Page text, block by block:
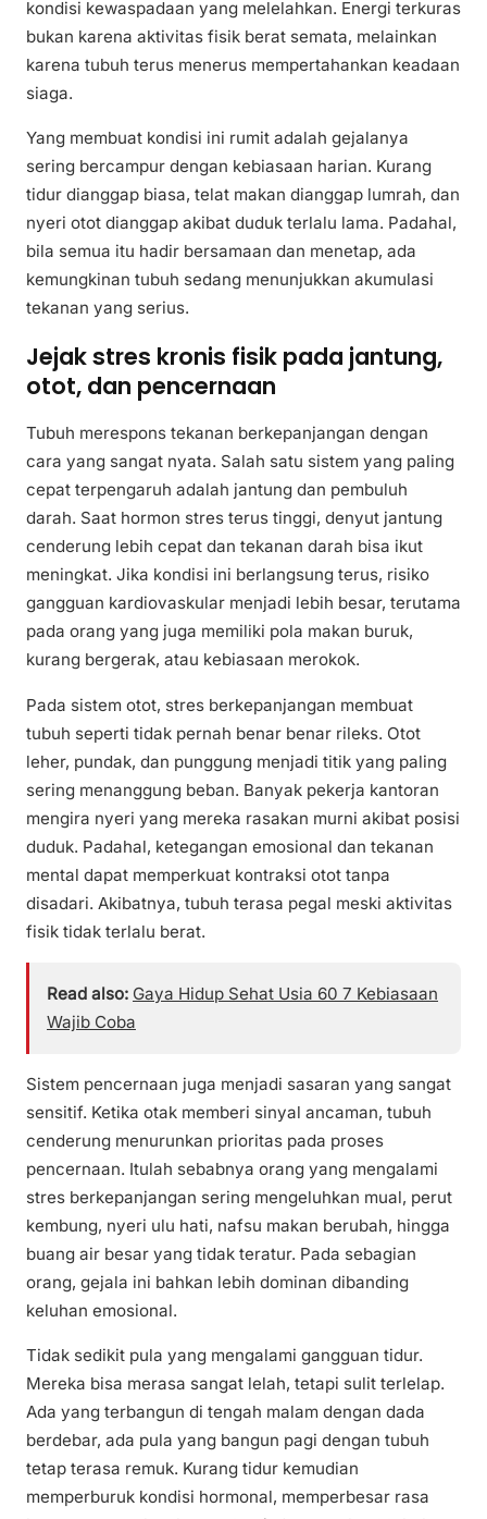
kondisi kewaspadaan yang melelahkan. Energi terkuras
bukan karena aktivitas fisik berat semata, melainkan
karena tubuh terus menerus mempertahankan keadaan
siaga.
Yang membuat kondisi ini rumit adalah gejalanya
sering bercampur dengan kebiasaan harian. Kurang
tidur dianggap biasa, telat makan dianggap lumrah, dan
nyeri otot dianggap akibat duduk terlalu lama. Padahal,
bila semua itu hadir bersamaan dan menetap, ada
kemungkinan tubuh sedang menunjukkan akumulasi
tekanan yang serius.
Jejak stres kronis fisik pada jantung,
otot, dan pencernaan
Tubuh merespons tekanan berkepanjangan dengan
cara yang sangat nyata. Salah satu sistem yang paling
cepat terpengaruh adalah jantung dan pembuluh
darah. Saat hormon stres terus tinggi, denyut jantung
cenderung lebih cepat dan tekanan darah bisa ikut
meningkat. Jika kondisi ini berlangsung terus, risiko
gangguan kardiovaskular menjadi lebih besar, terutama
pada orang yang juga memiliki pola makan buruk,
kurang bergerak, atau kebiasaan merokok.
Pada sistem otot, stres berkepanjangan membuat
tubuh seperti tidak pernah benar benar rileks. Otot
leher, pundak, dan punggung menjadi titik yang paling
sering menanggung beban. Banyak pekerja kantoran
mengira nyeri yang mereka rasakan murni akibat posisi
duduk. Padahal, ketegangan emosional dan tekanan
mental dapat memperkuat kontraksi otot tanpa
disadari. Akibatnya, tubuh terasa pegal meski aktivitas
fisik tidak terlalu berat.
Read also: Gaya Hidup Sehat Usia 60 7 Kebiasaan
Wajib Coba
Sistem pencernaan juga menjadi sasaran yang sangat
sensitif. Ketika otak memberi sinyal ancaman, tubuh
cenderung menurunkan prioritas pada proses
pencernaan. Itulah sebabnya orang yang mengalami
stres berkepanjangan sering mengeluhkan mual, perut
kembung, nyeri ulu hati, nafsu makan berubah, hingga
buang air besar yang tidak teratur. Pada sebagian
orang, gejala ini bahkan lebih dominan dibanding
keluhan emosional.
Tidak sedikit pula yang mengalami gangguan tidur.
Mereka bisa merasa sangat lelah, tetapi sulit terlelap.
Ada yang terbangun di tengah malam dengan dada
berdebar, ada pula yang bangun pagi dengan tubuh
tetap terasa remuk. Kurang tidur kemudian
memperburuk kondisi hormonal, memperbesar rasa